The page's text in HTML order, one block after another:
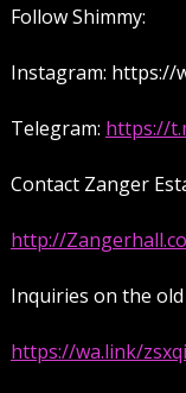
Follow Shimmy:
Instagram: https://
Telegram: https://
Contact Zanger
http://
Inquiries on the old
https://wa.link/